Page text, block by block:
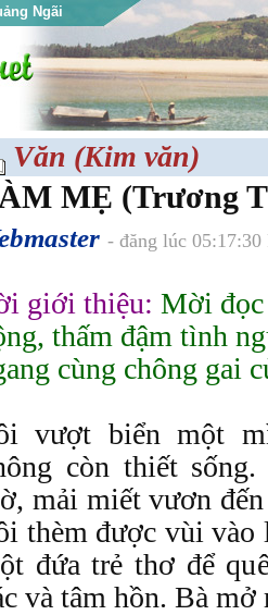
Ngãi
Văn (Kim văn)
MẸ (Trương
- đăng lúc
giới thiệu: Mời đọc
thấm đậm tình
cùng chông gai
vượt biển một
còn thiết
mải miết vươn
thèm được vùi vào
đứa trẻ thơ để
và tâm hồn. Bà